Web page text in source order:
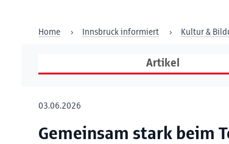
Home Innsbruck informiert Kultur &
Artikel
03.06.2026
Gemeinsam stark beim